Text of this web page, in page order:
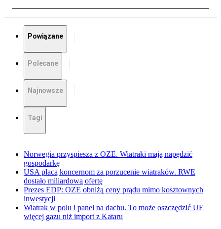
Powiązane
Polecane
Najnowsze
Tagi
Norwegia przyspiesza z OZE. Wiatraki mają napędzić
gospodarkę
USA płacą koncernom za porzucenie wiatraków. RWE
dostało miliardową ofertę
Prezes EDP: OZE obniżą ceny prądu mimo kosztownych
inwestycji
Wiatrak w polu i panel na dachu. To może oszczędzić UE
więcej gazu niż import z Kataru